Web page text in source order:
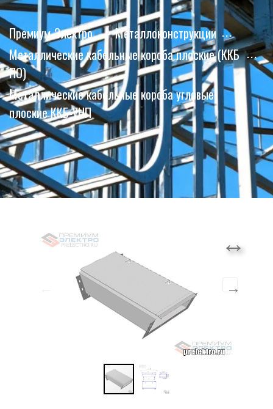
Премиум-Электро
Металлоконструкции
Металлические кабельные короба плоские (ККБ
ПО)
Металлические кабельные короба угловые
плоские ККБ-УНП